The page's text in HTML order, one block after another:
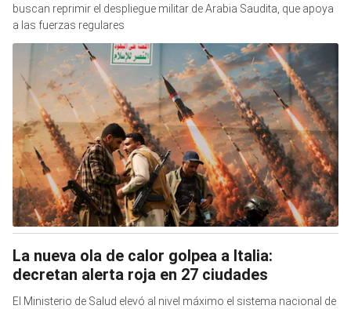
buscan reprimir el despliegue militar de Arabia Saudita, que apoya
a las fuerzas regulares
La nueva ola de calor golpea a Italia:
decretan alerta roja en 27 ciudades
El Ministerio de Salud elevó al nivel máximo el sistema nacional de